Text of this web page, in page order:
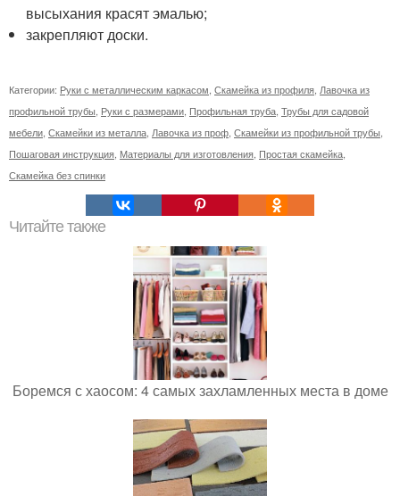
высыхания красят эмалью;
закрепляют доски.
Категории: Руки с металлическим каркасом, Скамейка из профиля, Лавочка из
профильной трубы, Руки с размерами, Профильная труба, Трубы для садовой
мебели, Скамейки из металла, Лавочка из проф, Скамейки из профильной трубы,
Пошаговая инструкция, Материалы для изготовления, Простая скамейка,
Скамейка без спинки
Читайте также
Боремся с хаосом: 4 самых захламленных места в доме